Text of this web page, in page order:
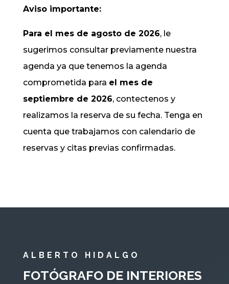
Aviso importante:
Para el mes de agosto de 2026, le
sugerimos consultar previamente nuestra
agenda ya que tenemos la agenda
comprometida para el mes de
septiembre de 2026, contectenos y
realizamos la reserva de su fecha. Tenga en
cuenta que trabajamos con calendario de
reservas y citas previas confirmadas.
ALBERTO HIDALGO
FOTÓGRAFO DE INTERIORES